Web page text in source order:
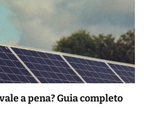
a pena? Guia completo